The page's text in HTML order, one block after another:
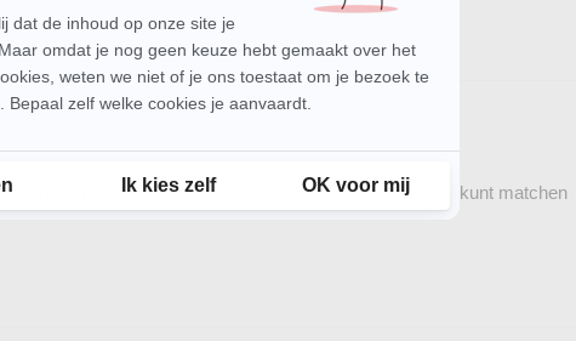
dat de inhoud op onze site je
omdat je nog geen keuze hebt gemaakt over het
weten we niet of je ons toestaat om je bezoek te
Bepaal zelf welke cookies je aanvaardt.
Ik kies zelf OK voor mij
Axeptio consent
beschikbaar, zodat je de verbinding makkelijk kunt matchen